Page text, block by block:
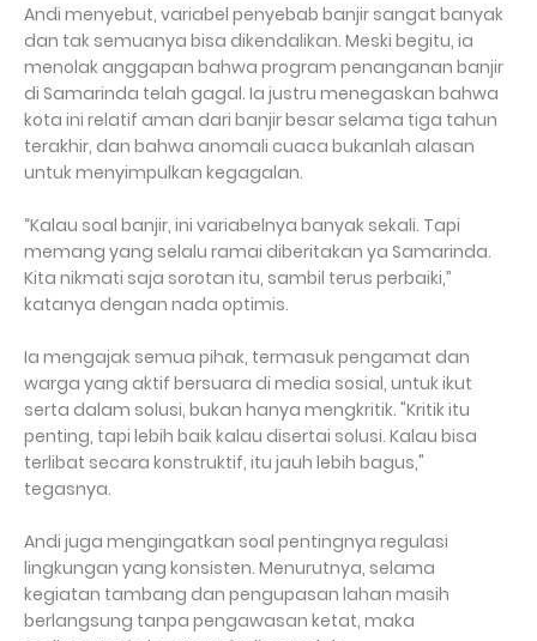
Andi menyebut, variabel penyebab banjir sangat banyak
dan tak semuanya bisa dikendalikan. Meski begitu, ia
menolak anggapan bahwa program penanganan banjir
di Samarinda telah gagal. Ia justru menegaskan bahwa
kota ini relatif aman dari banjir besar selama tiga tahun
terakhir, dan bahwa anomali cuaca bukanlah alasan
untuk menyimpulkan kegagalan.
“Kalau soal banjir, ini variabelnya banyak sekali. Tapi
memang yang selalu ramai diberitakan ya Samarinda.
Kita nikmati saja sorotan itu, sambil terus perbaiki,”
katanya dengan nada optimis.
Ia mengajak semua pihak, termasuk pengamat dan
warga yang aktif bersuara di media sosial, untuk ikut
serta dalam solusi, bukan hanya mengkritik. "Kritik itu
penting, tapi lebih baik kalau disertai solusi. Kalau bisa
terlibat secara konstruktif, itu jauh lebih bagus,"
tegasnya.
Andi juga mengingatkan soal pentingnya regulasi
lingkungan yang konsisten. Menurutnya, selama
kegiatan tambang dan pengupasan lahan masih
berlangsung tanpa pengawasan ketat, maka